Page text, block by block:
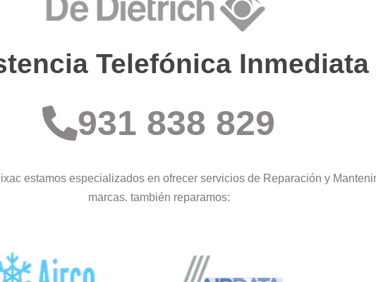
Telefónica Inmediata
931 838 829
estamos especializados en ofrecer servicios de Reparación y
marcas. también reparamos: